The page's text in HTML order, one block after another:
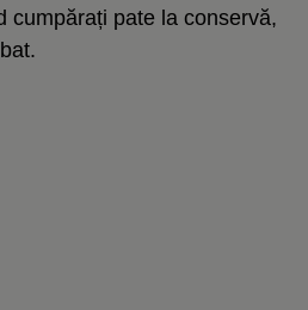
cumpărați pate la conservă,